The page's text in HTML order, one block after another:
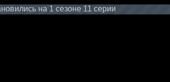
на 1 сезоне 11 серии